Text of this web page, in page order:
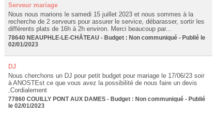
Serveur mariage
Nous nous marions le samedi 15 juillet 2023 et nous sommes à la
recherche de 2 serveurs pour assurer le service, débarasser, sortir les
différents plats de 16h à 2h environ. Merci beaucoup par...
78640 NEAUPHLE-LE-CHÂTEAU - Budget : Non communiqué - Publié le
02/01/2023
DJ
Nous cherchons un DJ pour petit budget pour mariage le 17/06/23 soir
à ANOSTEst ce que vous avez la possibilité de nous faire un devis
,Cordialement
77860 COUILLY PONT AUX DAMES - Budget : Non communiqué - Publié
le 02/01/2023